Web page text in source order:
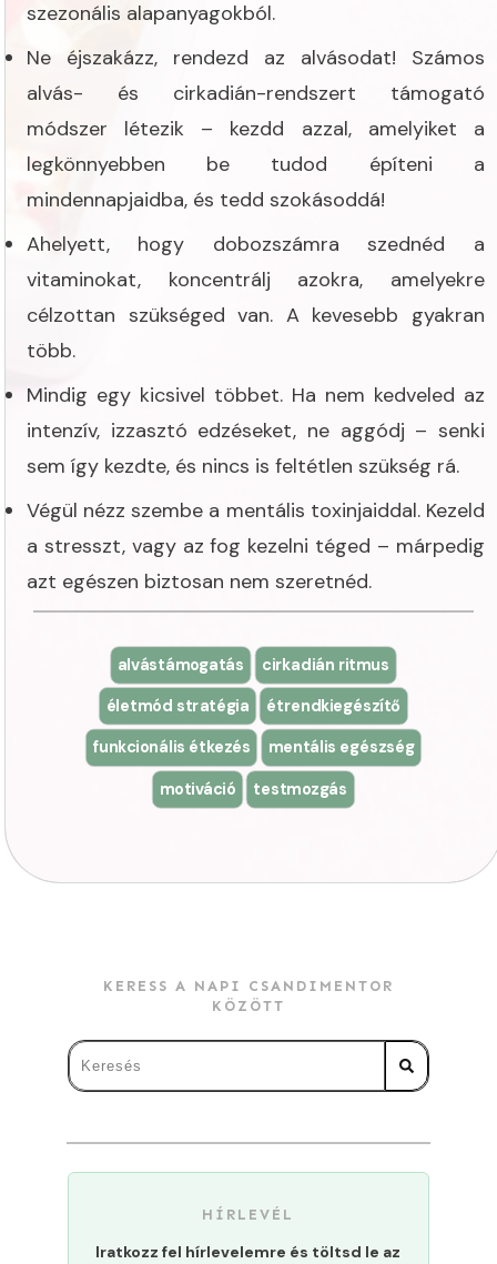
szezonális alapanyagokból.
Ne éjszakázz, rendezd az alvásodat! Számos
alvás- és cirkadián-rendszert támogató
módszer létezik – kezdd azzal, amelyiket a
legkönnyebben be tudod építeni a
mindennapjaidba, és tedd szokásoddá!
Ahelyett, hogy dobozszámra szednéd a
vitaminokat, koncentrálj azokra, amelyekre
célzottan szükséged van. A kevesebb gyakran
több.
Mindig egy kicsivel többet. Ha nem kedveled az
intenzív, izzasztó edzéseket, ne aggódj – senki
sem így kezdte, és nincs is feltétlen szükség rá.
Végül nézz szembe a mentális toxinjaiddal. Kezeld
a stresszt, vagy az fog kezelni téged – márpedig
azt egészen biztosan nem szeretnéd.
alvástámogatás
cirkadián ritmus
életmód stratégia
étrendkiegészítő
funkcionális étkezés
mentális egészség
motiváció
testmozgás
KERESS A NAPI CSANDIMENTOR
KÖZÖTT
HÍRLEVÉL
Iratkozz fel hírlevelemre és töltsd le az